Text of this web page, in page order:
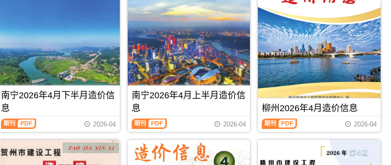
租
台
班
价，
玉
林
市
造
价
信
息
PDF
开
始
分
为
上
半
月
信
息
价
和
下
半
月
信
发
布,
价
汇
编，
柳
州
市
造
价
信
期
刊
PDF
南宁2026年4月下半月造价信
息
期刊 PDF 2026-04
南宁2026年4月上半月造价信
息
期刊 PDF 2026-04
柳州2026年4月造价信息
期刊 PDF 2026-04